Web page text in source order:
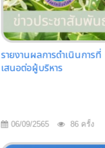
รายงานผลการดำเนินการที่
เสนอต่อผู้บริหาร
06/09/2565 86 ครั้ง